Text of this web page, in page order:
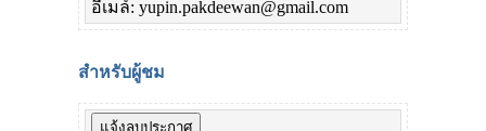
อีเมล์: yupin.pakdeewan@gmail.com
สำหรับผู้ชม